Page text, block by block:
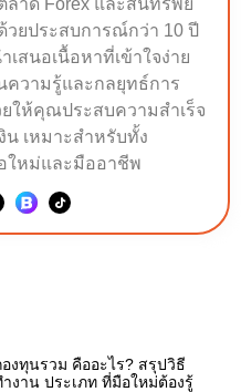
วยประสบการณ์กว่า 10 ปี
เสนอเนื้อหาที่เข้าใจง่าย
ความรู้และกลยุทธ์การ
ยให้คุณประสบความสำเร็จ
น เหมาะสำหรับทั้ง
ใหม่และมืออาชีพ
องทุนรวม คืออะไร? สรุปวิธี
งาน ประเภท ที่มือใหม่ต้องรู้